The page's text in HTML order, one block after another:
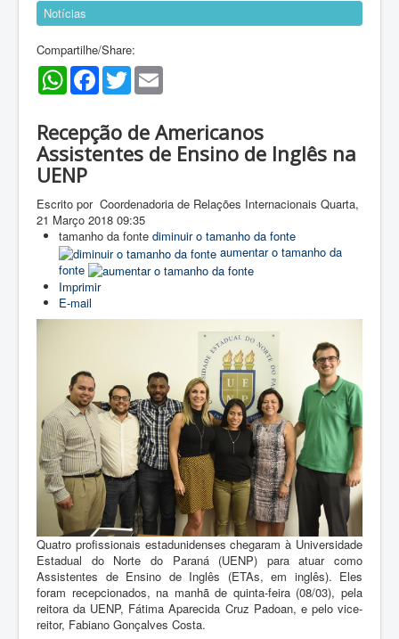
Notícias
Compartilhe/Share:
WhatsAppFacebookTwitter
Recepção de Americanos
Assistentes de Ensino de Inglês na
UENP
Escrito por Coordenadoria de Relações Internacionais Quarta,
21 Março 2018 09:35
tamanho da fonte diminuir o tamanho da fonte
aumentar o tamanho da
fonte
Imprimir
E-mail
Quatro profissionais estadunidenses chegaram à Universidade
Estadual do Norte do Paraná (UENP) para atuar como
Assistentes de Ensino de Inglês (ETAs, em inglês). Eles
foram recepcionados, na manhã de quinta-feira (08/03), pela
reitora da UENP, Fátima Aparecida Cruz Padoan, e pelo vice-
reitor, Fabiano Gonçalves Costa.